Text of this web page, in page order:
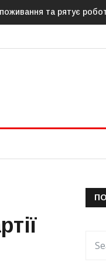
Латвія готова